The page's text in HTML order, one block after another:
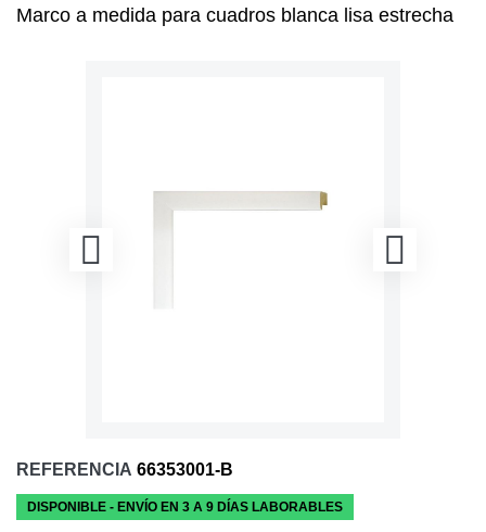
Marco a medida para cuadros blanca lisa estrecha
REFERENCIA 66353001-B
DISPONIBLE - ENVÍO EN 3 A 9 DÍAS LABORABLES